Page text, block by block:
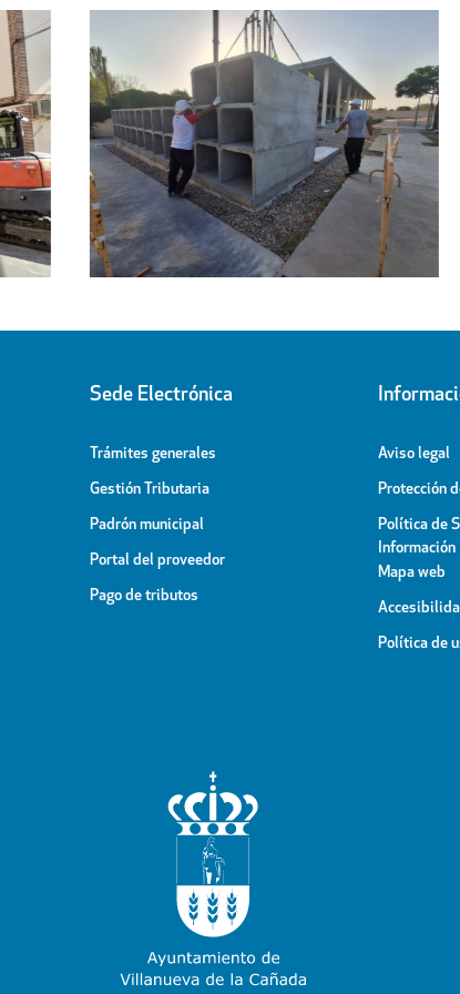
Regresa a sus hogares el centenar
de personas acogidas en el
Pabellón Cubierto
Sede Electrónica
Trámites generales
Gestión Tributaria
Padrón municipal
Portal del proveedor
Pago de tributos
Aviso legal
Protección
Política de
Información
Mapa web
Política de